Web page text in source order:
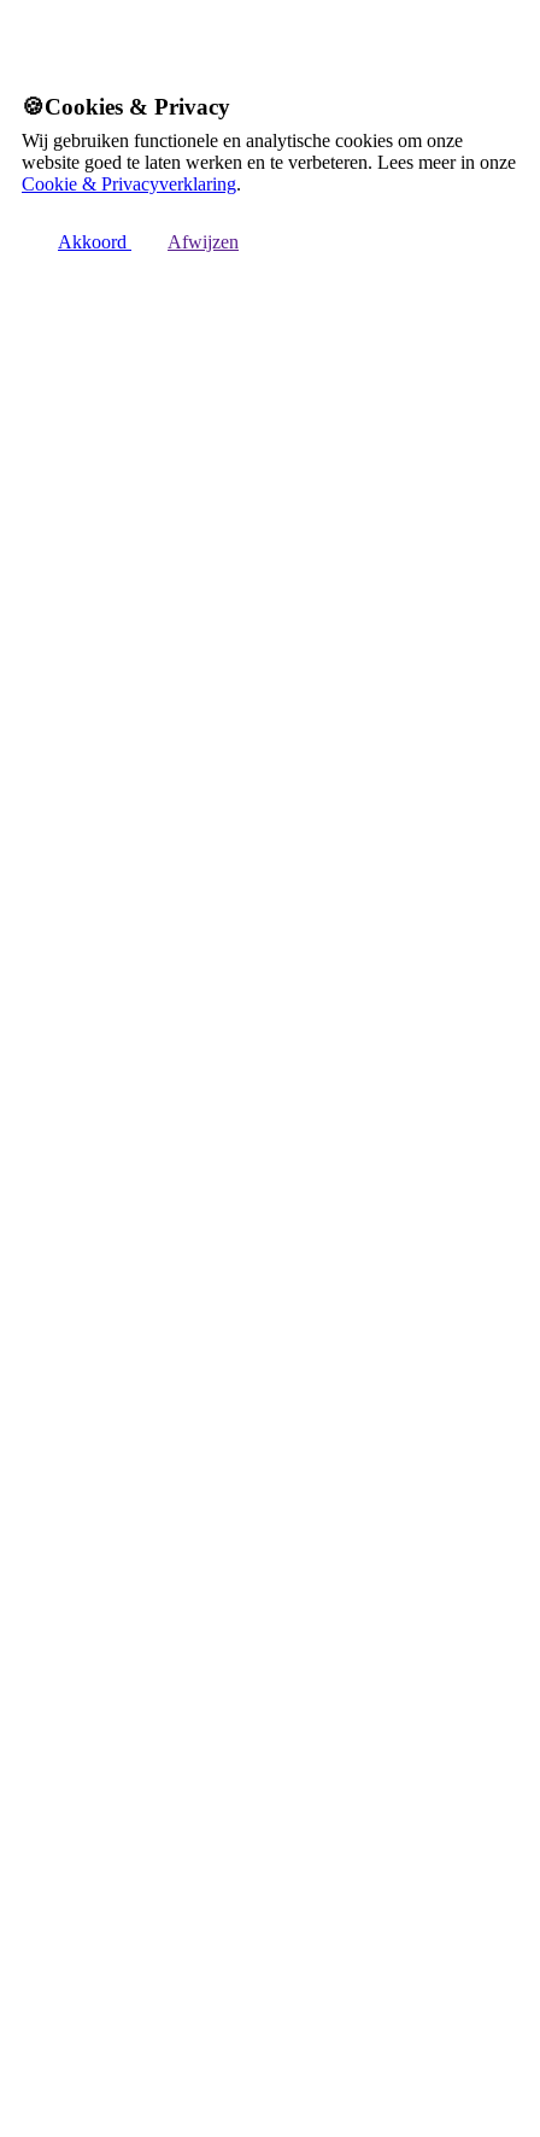
🍪Cookies & Privacy
Wij gebruiken functionele en analytische cookies om onze
website goed te laten werken en te verbeteren. Lees meer in onze
Cookie & Privacyverklaring.
Akkoord Afwijzen